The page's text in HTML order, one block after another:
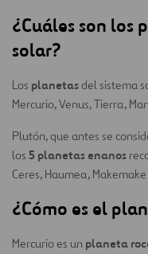
¿Cuáles son los
solar?
Los planetasdel sistema
Mercurio, Venus, Tierra,
Plutón, que antes se
los 5 planetas enanos
Ceres, Haumea, Makemake
¿Cómo es el
Mercurio es un planeta